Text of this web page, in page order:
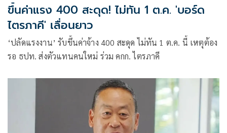
ขึ้นค่าแรง 400 สะดุด! ไม่ทัน 1 ต.ค. 'บอร์ด
ไตรภาคี' เลื่อนยาว
‘ปลัดแรงงาน’ รับขึ้นค่าจ้าง 400 สะดุด ไม่ทัน 1 ต.ค. นี้ เหตุต้อง
รอ ธปท. ส่งตัวแทนคนใหม่ ร่วม คกก. ไตรภาคี